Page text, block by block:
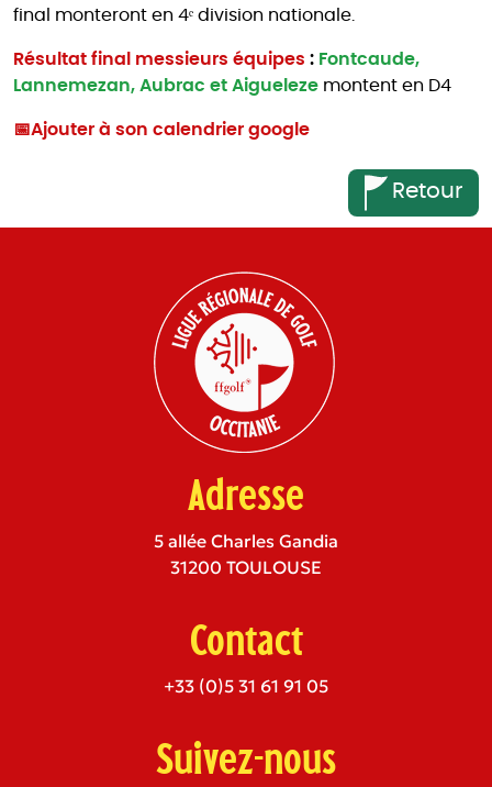
final monteront en 4ᵉ division nationale.
Résultat final messieurs équipes : Fontcaude,
Lannemezan, Aubrac et Aigueleze montent en D4
📅Ajouter à son calendrier google
Retour
Adresse
5 allée Charles Gandia
31200 TOULOUSE
Contact
+33 (0)5 31 61 91 05
Suivez-nous